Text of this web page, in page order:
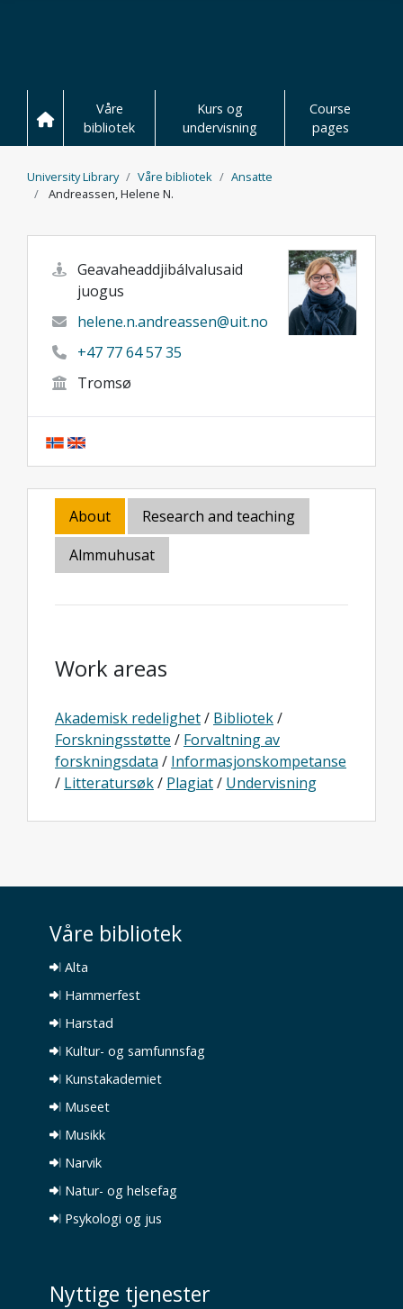
Våre
bibliotek
Kurs og
undervisning
Course
pages
University Library Våre bibliotek
Ansatte
Andreassen, Helene N.
Geavaheaddjibálvalusaid
juogus
helene.n.andreassen@uit.no
+47 77 64 57 35
Tromsø
About
Research and teaching
Almmuhusat
Work areas
Akademisk redelighet/ Bibliotek/
Forskningsstøtte / Forvaltning av
forskningsdata / Informasjonskompetanse
/ Litteratursøk/ Plagiat/ Undervisning
Våre bibliotek
Alta
Hammerfest
Harstad
Kultur- og samfunnsfag
Kunstakademiet
Museet
Musikk
Narvik
Natur- og helsefag
Psykologi og jus
Nyttige tjenester